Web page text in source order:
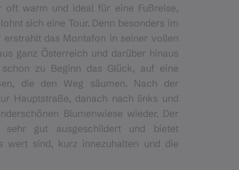
warm und ideal für eine Fußreise,
sich eine Tour. Denn besonders im
erstrahlt das Montafon in seiner vollen
ganz Österreich und darüber hinaus
zu Beginn das Glück, auf eine
die den Weg säumen. Nach der
Hauptstraße, danach nach links und
Blumenwiese wieder. Der
sehr gut ausgeschildert und bietet
wert sind, kurz innezuhalten und die